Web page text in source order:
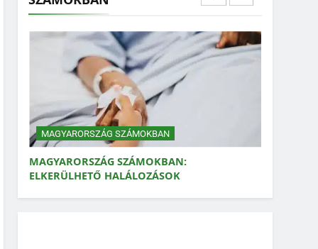
MAGYARORSZÁG SZÁMOKBAN:
ELKERÜLHETŐ HALÁLOZÁSOK
MAGYARORSZÁG SZÁMOKBAN
MAGYARORSZÁG SZÁMOKBAN: VAD,